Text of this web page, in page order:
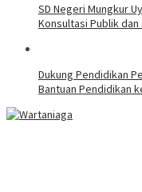
SD Negeri Mungkur
Konsultasi Publik dan
Dukung Pendidikan
Bantuan Pendidikan